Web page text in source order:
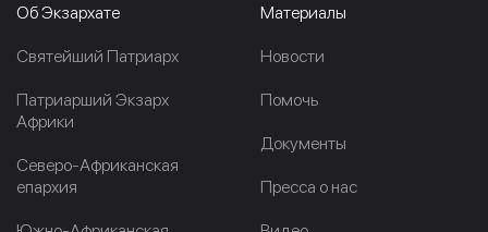
Об Экзархате
Cвятейший Патриарх
Патриарший Экзарх
Африки
Северо-Африканская
епархия
Материалы
Новости
Помочь
Документы
Пресса о нас